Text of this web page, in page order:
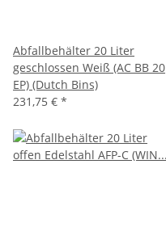
Abfallbehälter 20 Liter
geschlossen Weiß (AC BB 20
EP) (Dutch Bins)
231,75 € *